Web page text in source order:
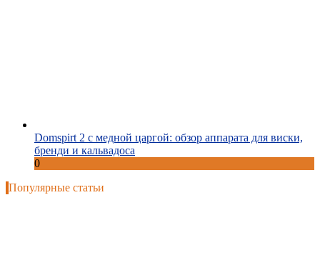
Domspirt 2 с медной царгой: обзор аппарата для виски,
бренди и кальвадоса
0
Популярные статьи